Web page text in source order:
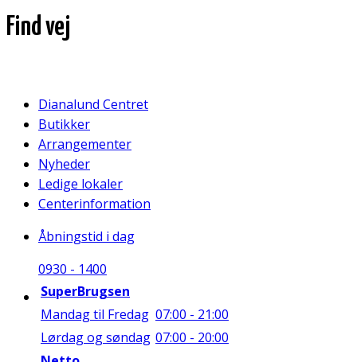
Find vej
Dianalund Centret
Butikker
Arrangementer
Nyheder
Ledige lokaler
Centerinformation
Åbningstid i dag
0930 - 1400
SuperBrugsen
Mandag til Fredag 07:00 - 21:00
Lørdag og søndag 07:00 - 20:00